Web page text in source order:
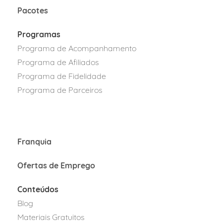
Pacotes
Programas
Programa de Acompanhamento
Programa de Afiliados
Programa de Fidelidade
Programa de Parceiros
Franquia
Ofertas de Emprego
Conteúdos
Blog
Materiais Gratuitos